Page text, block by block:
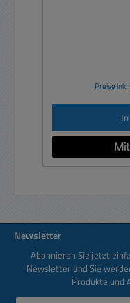
Preise
Newsletter
Abonnieren Sie jetzt
Newsletter und Sie
Produkte und